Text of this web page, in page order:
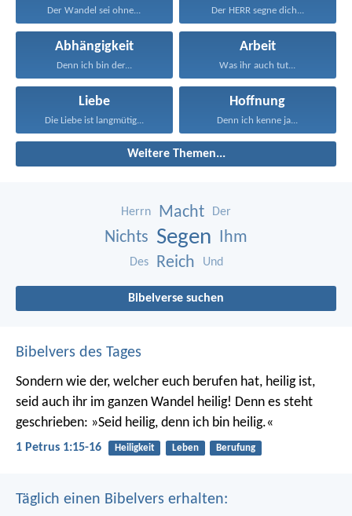
Der Wandel sei ohne... Der HERR segne dich...
Abhängigkeit
Denn ich bin der...
Arbeit
Was ihr auch tut...
Liebe
Die Liebe ist langmütig...
Hoffnung
Denn ich kenne ja...
Weitere Themen...
Herrn Macht Der
Nichts Segen Ihm
Des Reich Und
Bibelverse suchen
Bibelvers des Tages
Sondern wie der, welcher euch berufen hat, heilig ist,
seid auch ihr im ganzen Wandel heilig! Denn es steht
geschrieben: »Seid heilig, denn ich bin heilig.«
1 Petrus 1:15-16 Heiligkeit Leben Berufung
Täglich einen Bibelvers erhalten: